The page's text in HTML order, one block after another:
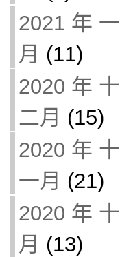
2021 年 一
月 (11)
2020 年 十
二月 (15)
2020 年 十
一月 (21)
2020 年 十
月 (13)